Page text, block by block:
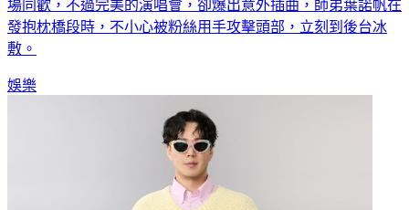
場同歡，不過完美的演唱會，卻爆出意外插曲，師弟葉諾帆在
發抱枕橋段時，不小心被粉絲用手攻擊頭部，立刻到後台冰
敷。
娛樂